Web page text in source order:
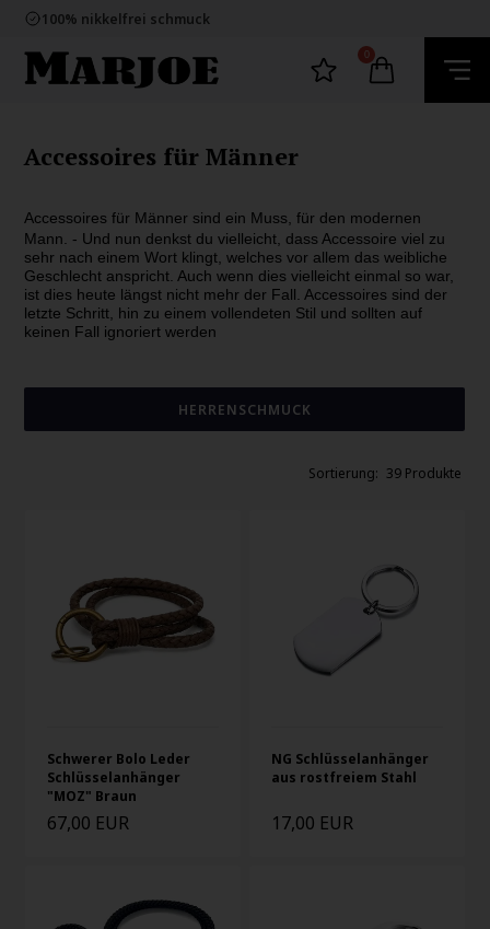
Lieferung 2-4 Tage
E-mark webshop
100% nikkelfrei schmuck
Lieferung 2-4 Tage
0
Accessoires für Männer
Accessoires für Männer sind ein Muss, für den modernen
Mann. - Und nun denkst du vielleicht, dass Accessoire viel zu
sehr nach einem Wort klingt, welches vor allem das weibliche
Geschlecht anspricht. Auch wenn dies vielleicht einmal so war,
ist dies heute längst nicht mehr der Fall. Accessoires sind der
letzte Schritt, hin zu einem vollendeten Stil und sollten auf
keinen Fall ignoriert werden
HERRENSCHMUCK
39 Produkte
Schwerer Bolo Leder
Schlüsselanhänger
"MOZ" Braun
67,00 EUR
NG Schlüsselanhänger
aus rostfreiem Stahl
17,00 EUR